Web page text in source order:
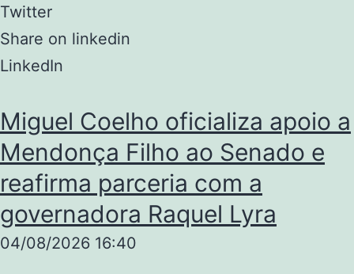
Twitter
Share on linkedin
LinkedIn
Miguel Coelho oficializa apoio a
Mendonça Filho ao Senado e
reafirma parceria com a
governadora Raquel Lyra
04/08/2026 16:40